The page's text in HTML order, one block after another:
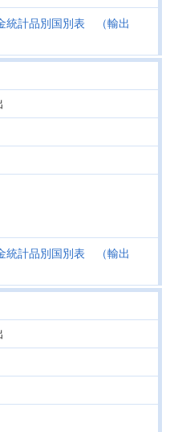
統計品別国別表 （輸出
統計品別国別表 （輸出